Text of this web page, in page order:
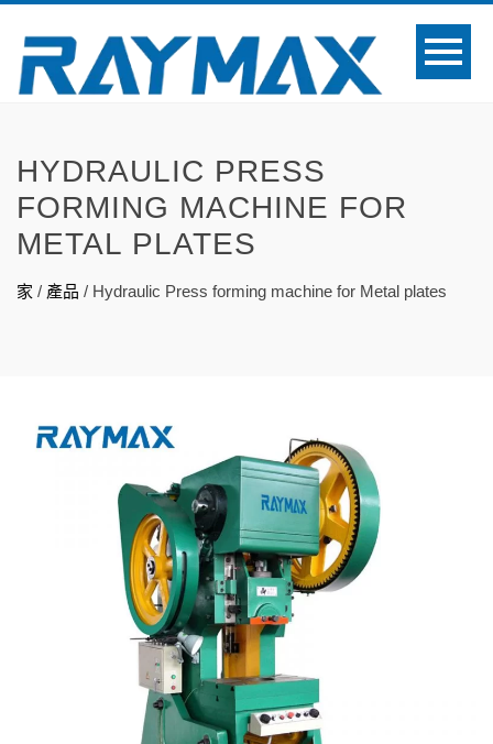
HYDRAULIC PRESS
FORMING MACHINE FOR
METAL PLATES
家 / 產品 / Hydraulic Press forming machine for Metal plates